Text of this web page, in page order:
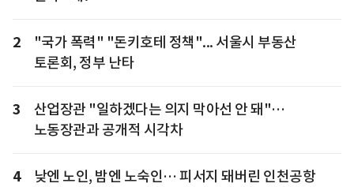
2
"국가 폭력" "돈키호테 정책"... 서울시 부동산
토론회, 정부 난타
3
산업장관 "일하겠다는 의지 막아선 안 돼"…
노동장관과 공개적 시각차
4 낮엔 노인, 밤엔 노숙인… 피서지 돼버린 인천공항